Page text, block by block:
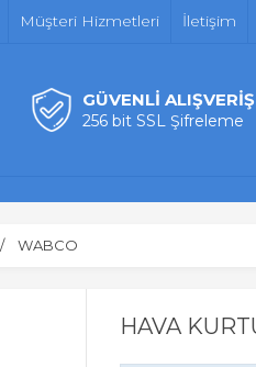
Müşteri Hizmetleri İletişim
GÜVENLİ ALIŞVERİŞ
256 bit SSL Şifreleme
WABCO
HAVA